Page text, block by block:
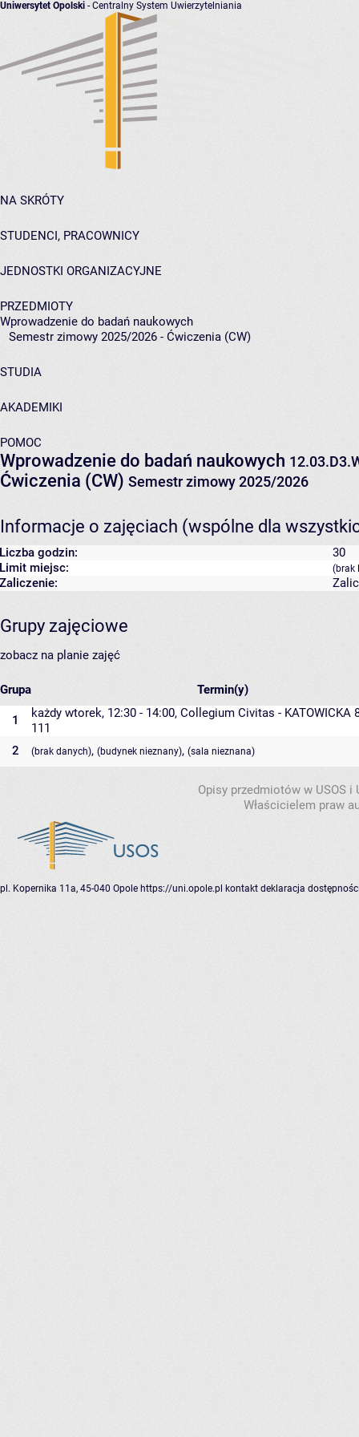
Uniwersytet Opolski - Centralny System Uwierzytelniania
NA SKRÓTY
STUDENCI, PRACOWNICY
JEDNOSTKI ORGANIZACYJNE
PRZEDMIOTY
Wprowadzenie do badań naukowych
Semestr zimowy 2025/2026 - Ćwiczenia (CW)
STUDIA
AKADEMIKI
POMOC
Wprowadzenie do badań naukowych
Ćwiczenia (CW) Semestr zimowy 2025/2026
Informacje o zajęciach (wspólne dla
Liczba godzin:
30
Limit miejsc:
(brak
Zaliczenie:
Grupy zajęciowe
zobacz na planie zajęć
Grupa Termin(y)
1 każdy wtorek, 12:30 - 14:00, Collegium Civitas - KATOWICKA
111
2
(brak danych), (budynek nieznany), (sala nieznana)
Opisy przedmiotów w USOS
Właścicielem praw
pl. Kopernika 11a, 45-040 Opole https://uni.opole.pl kontakt deklaracja